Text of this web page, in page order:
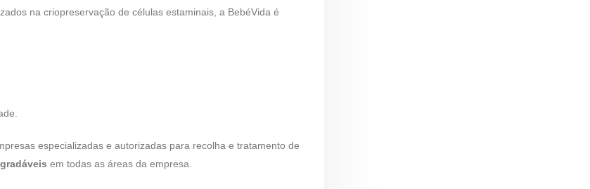
na criopreservação de células estaminais, a BebéVida é
especializadas e autorizadas para recolha e tratamento de
em todas as áreas da empresa.